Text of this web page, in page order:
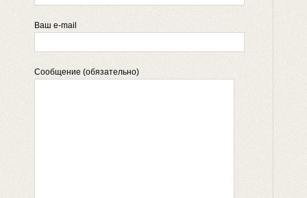
Ваш e-mail
Сообщение (обязательно)